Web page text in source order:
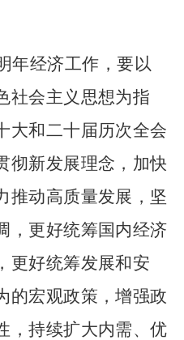
年经济工作，要以
社会主义思想为指
大和二十届历次全会
彻新发展理念，加快
推动高质量发展，坚
，更好统筹国内经济
更好统筹发展和安
的宏观政策，增强政
，持续扩大内需、优